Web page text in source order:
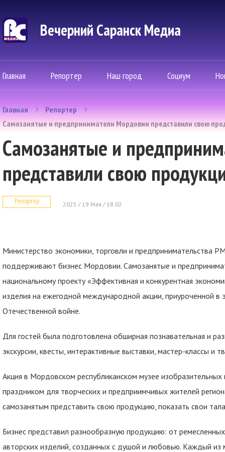
Вечерний Саранск Mедиа
Главная Репортер Наш город Социум
Главная
Репортер
Самозанятые и предприниматели Мордовии представили свою
Самозанятые и
представили свою
Репортер 2025 / 19 Мая / 18:02
Министерство экономики, торговли и предпринимательства
поддерживают бизнес Мордовии. Самозанятые и
национальному проекту «Эффективная и конкурентная
изделия на ежегодной международной акции, приуроченной
Отечественной войне.
Для гостей была подготовлена обширная познавательная и
экскурсии, квесты, интерактивные выставки, мастер-классы и
Акция в Мордовском республиканском музее
праздником для творческих и предприимчивых жителей
самозанятым представить свою продукцию, показать свои
Бизнес представил разнообразную продукцию: от
авторских изделий, созданных с душой и любовью. Каждый из